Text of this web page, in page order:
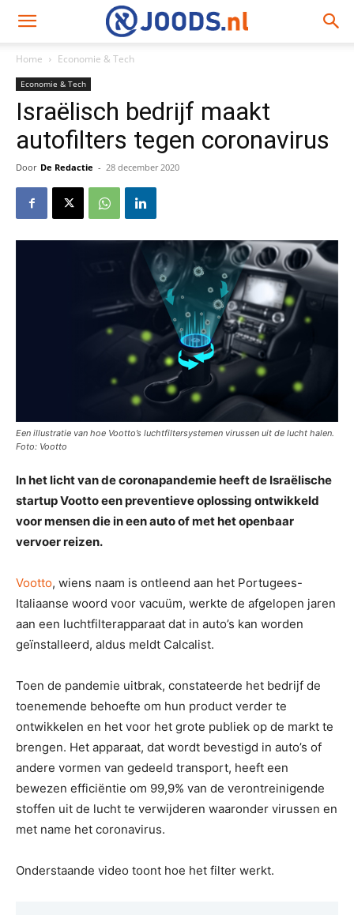
Home Economie & Tech
Economie & Tech
Israëlisch bedrijf maakt
autofilters tegen coronavirus
Door De Redactie - 28 december 2020
Een illustratie van hoe Vootto’s luchtfiltersystemen virussen uit de lucht halen.
Foto: Vootto
In het licht van de coronapandemie heeft de Israëlische
startup Vootto een preventieve oplossing ontwikkeld
voor mensen die in een auto of met het openbaar
vervoer reizen.
Vootto, wiens naam is ontleend aan het Portugees-
Italiaanse woord voor vacuüm, werkte de afgelopen jaren
aan een luchtfilterapparaat dat in auto’s kan worden
geïnstalleerd, aldus meldt Calcalist.
Toen de pandemie uitbrak, constateerde het bedrijf de
toenemende behoefte om hun product verder te
ontwikkelen en het voor het grote publiek op de markt te
brengen. Het apparaat, dat wordt bevestigd in auto’s of
andere vormen van gedeeld transport, heeft een
bewezen efficiëntie om 99,9% van de verontreinigende
stoffen uit de lucht te verwijderen waaronder virussen en
met name het coronavirus.
Onderstaande video toont hoe het filter werkt.